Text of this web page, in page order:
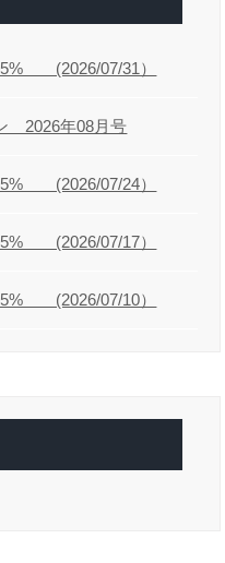
(2026/07/31）
2026年08月号
(2026/07/24）
(2026/07/17）
(2026/07/10）